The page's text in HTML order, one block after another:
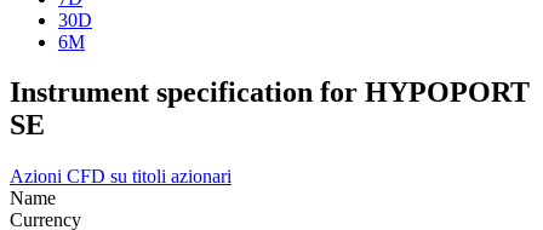
30D
6M
Instrument specification for HYPOPORT
SE
Azioni CFD su titoli azionari
Name
Currency